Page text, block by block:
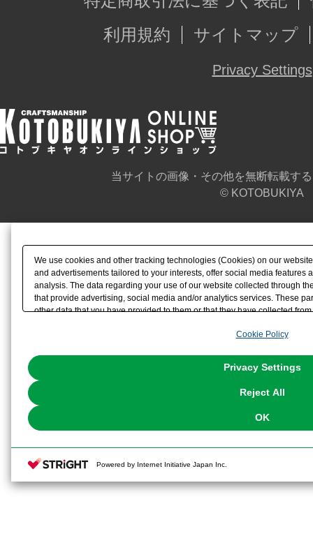
利用規約
サイトマップ
Privacy Settings
当サイトの画像・その他を無断転載す
© KOTOBUKIYA
We use cookies and other tracking technologies (Cookies) on our
and advertisements tailored to your interests, offer social media features
analysis. The data regarding your use of our website collected through
that provide advertising, social media and/or analytics services. These
other data that you have provided to them or that they have collected
the use of all Cookies except for Strictly Necessary Cookies, please
You can change your consent or rejection settings at any time via
Cookie Policy
Privacy Settings
Reject All
OK
Powered by Internet Initiative Japan Inc.